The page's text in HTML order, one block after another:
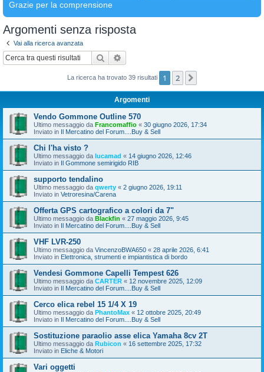
Grazie per la comprensione
Argomenti senza risposta
Vai alla ricerca avanzata
Cerca
La ricerca ha trovato 39 risultati 1 2
Argomenti
Vendo Gommone Outline 570
Ultimo messaggio da Francomaffio « 30 giugno 2026, 17:34
Inviato in Il Mercatino del Forum....Buy & Sell
Chi l'ha visto ?
Ultimo messaggio da lucamad « 14 giugno 2026, 12:46
Inviato in Il Gommone semirigido RIB
supporto tendalino
Ultimo messaggio da qwerty « 2 giugno 2026, 19:11
Inviato in Vetroresina/Carena
Offerta GPS cartografico a colori da 7"
Ultimo messaggio da Blackfin « 27 maggio 2026, 9:45
Inviato in Il Mercatino del Forum....Buy & Sell
VHF LVR-250
Ultimo messaggio da VincenzoBWA650 « 28 aprile 2026, 6:41
Inviato in Elettronica, strumenti e impiantistica di bordo
Vendesi Gommone Capelli Tempest 626
Ultimo messaggio da CARTER « 12 novembre 2025, 12:09
Inviato in Il Mercatino del Forum....Buy & Sell
Cerco elica rebel 15 1/4 X 19
Ultimo messaggio da PhantoMax « 12 ottobre 2025, 20:49
Inviato in Il Mercatino del Forum....Buy & Sell
Sostituzione paraolio asse elica Yamaha 8cv 2T
Ultimo messaggio da Rubicon « 16 settembre 2025, 17:32
Inviato in Eliche & Motori
Vari oggetti